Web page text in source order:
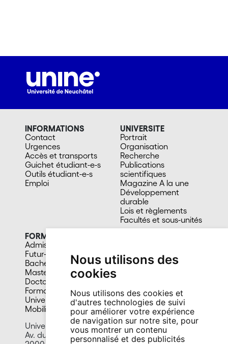
Nous utilisons des
cookies
Nous utilisons des cookies et
d'autres technologies de suivi
pour améliorer votre expérience
de navigation sur notre site, pour
vous montrer un contenu
personnalisé et des publicités
INFORMATIONS
Contact
Urgences
Accès et transports
Guichet étudiant-e-s
Outils étudiant-e-s
Emploi
UNIVERSITE
Portrait
Organisation
Recherche
Publications
scientifiques
Magazine A la une
Développement
durable
Lois et règlements
Facultés et sous-unités
FORMATION
Admission
Futur-e étudiant-e
Bachelors
Masters
Doctorat
Formation continue
Université du 3e âge
Mobilité
Culture et vie sociale
Sports
En images
Université de Neuchâtel
Av. du 1er-Mars 26